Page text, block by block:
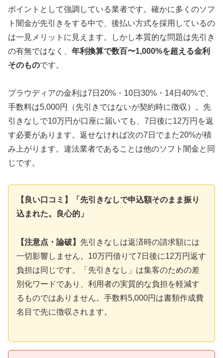
ポイントとして強調している業者です。確かに多くのソフ
ト闇金が先引きをする中で、後払い方式を採用しているの
は一見メリットに見えます。しかし本質的な問題は先引き
の有無ではなく、 年利換算で数百〜1,000%を超える金利
そのものです。
プラウディアの金利は7日20%・10日30%・14日40%で、
手数料は5,000円（先引きではないが契約時に徴収）。先
引きなしで10万円が口座に届いても、7日後に12万円を返
す必要があります。返せなければ次の7日でまた20%が積
み上がります。違法業者であることは他のソフト闇金と同
じです。
【良い口コミ】「先引きなしで申込額そのまま振り
込まれた。良心的」
【注意点・論破】 先引きなしは返済時の請求額には
一切影響しません。10万円借りて7日後に12万円返す
負担は同じです。「先引きなし」は集客のための差
別化ワードであり、利用者の実質的な負担を軽減す
るものではありません。手数料5,000円は書類作成費
名目で先に徴収されます。